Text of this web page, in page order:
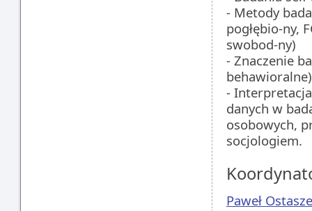
- Metody
pogłębio-ny,
swobod-ny)
- Znaczenie
behawioralne)
-
danych w
osobowych,
socjologiem.
Paweł